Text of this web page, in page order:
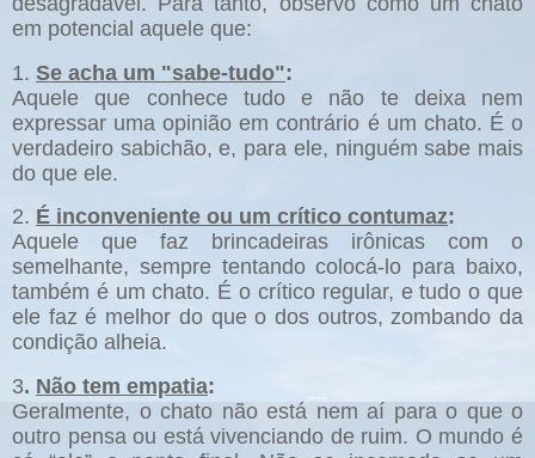
em potencial aquele que:
1. Se acha um "sabe-tudo":
Aquele que conhece tudo e não te deixa nem
expressar uma opinião em contrário é um chato. É o
verdadeiro sabichão, e, para ele, ninguém sabe mais
do que ele.
2. É inconveniente ou um crítico contumaz:
Aquele que faz brincadeiras irônicas com o
semelhante, sempre tentando colocá-lo para baixo,
também é um chato. É o crítico regular, e tudo o que
ele faz é melhor do que o dos outros, zombando da
condição alheia.
3. Não tem empatia:
Geralmente, o chato não está nem aí para o que o
outro pensa ou está vivenciando de ruim. O mundo é